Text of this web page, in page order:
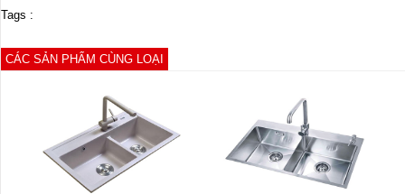
Tags :
CÁC SẢN PHẨM CÙNG LOẠI